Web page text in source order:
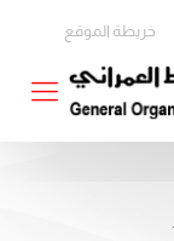
خريطة الموقع